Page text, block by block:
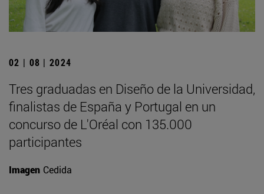
02 | 08 | 2024
Tres graduadas en Diseño de la Universidad,
finalistas de España y Portugal en un
concurso de L'Oréal con 135.000
participantes
Imagen Cedida